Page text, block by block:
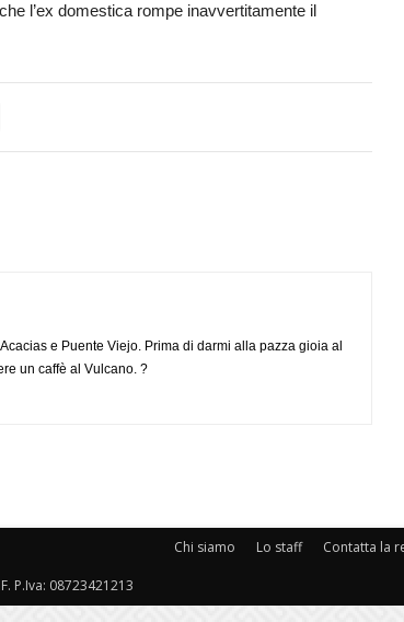
l’ex domestica rompe inavvertitamente il
e Puente Viejo. Prima di darmi alla pazza gioia al
un caffè al Vulcano. ?
Chi siamo Lo staff Contatta la
P.Iva: 08723421213